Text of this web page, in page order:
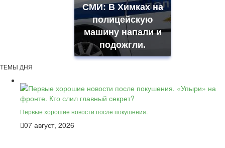
СМИ: В Химках на
полицейскую
машину напали и
подожгли.
ТЕМЫ ДНЯ
Первые хорошие новости после покушения.
07 август, 2026